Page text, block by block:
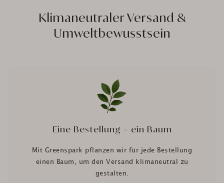
Klimaneutraler Versand &
Umweltbewusstsein
Eine Bestellung = ein Baum
Mit Greenspark pflanzen wir für jede Bestellung
einen Baum, um den Versand klimaneutral zu
gestalten.